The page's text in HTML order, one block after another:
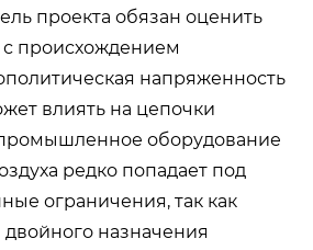
проекта обязан оценить
происхождением
напряженность
влиять на цепочки
промышленное оборудование
редко попадает под
ограничения, так как
двойного назначения